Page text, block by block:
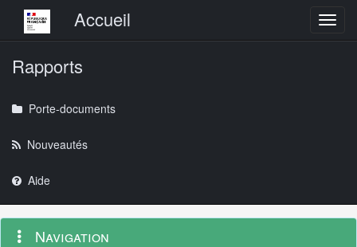
Menu principalAccueil
Rapports
Porte-documents
Nouveautés
Aide
Navigation
Menu
contextuel
Navigation